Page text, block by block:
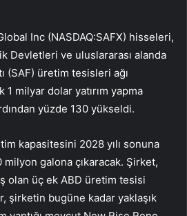
Inc (NASDAQ:SAFX) hisseleri,
Devletleri ve uluslararası alanda
(SAF) üretim tesisleri ağı
milyar dolar yatırım yapma
yüzde 130 yükseldi.
kapasitesini 2028 yılı sonuna
milyon galona çıkaracak. Şirket,
olan üç ek ABD üretim tesisi
şirketin bugüne kadar yaklaşık